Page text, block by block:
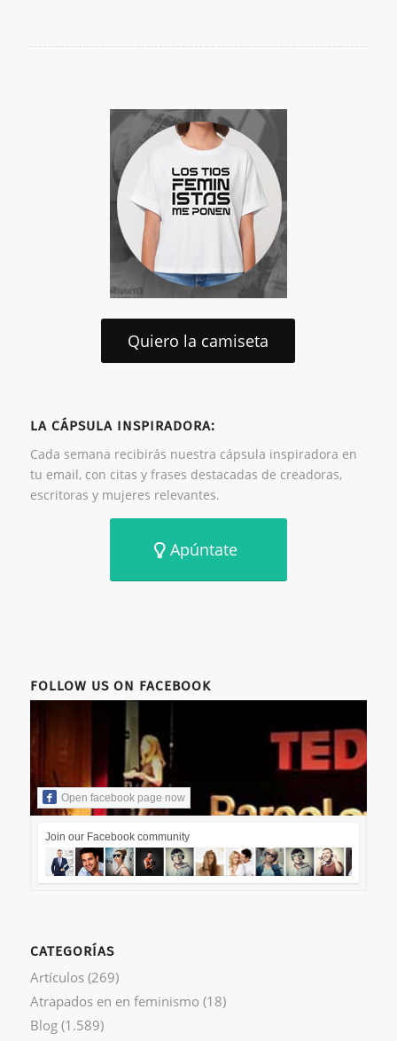
Quiero la camiseta
LA CÁPSULA INSPIRADORA:
Cada semana recibirás nuestra cápsula inspiradora en
tu email, con citas y frases destacadas de creadoras,
escritoras y mujeres relevantes.
Apúntate
FOLLOW US ON FACEBOOK
Open facebook page now
Join our Facebook community
CATEGORÍAS
Artículos(269)
Atrapados en en feminismo (18)
Blog(1.589)